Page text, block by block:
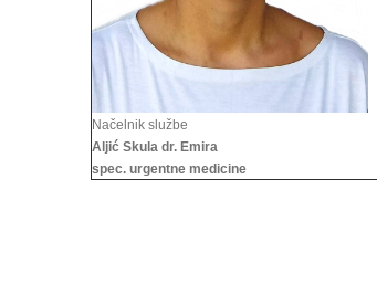
Načelnik službe
Aljić Skula dr. Emira
spec. urgentne medicine